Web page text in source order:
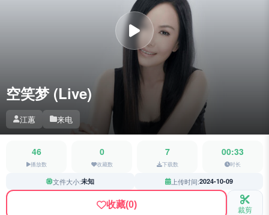
空笑梦 (Live)
江蕙 来电
46
播放数
0
收藏数
7
下载数
00:33
时长
文件大小:未知 上传时间:2024-10-09
收藏(0) 裁剪